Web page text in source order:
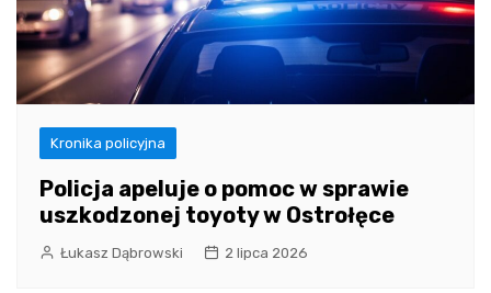
Kronika policyjna
Policja apeluje o pomoc w sprawie
uszkodzonej toyoty w Ostrołęce
Łukasz Dąbrowski 2 lipca 2026